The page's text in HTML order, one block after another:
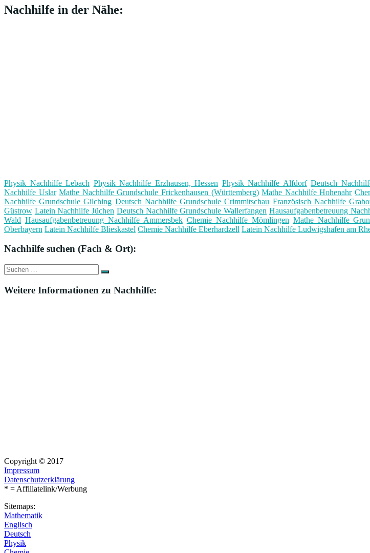
Nachhilfe in der Nähe:
Physik Nachhilfe Lebach Physik Nachhilfe Erzhausen, Hessen Physik Nachhilfe Alfdorf Deutsch
Nachhilfe Uslar Mathe Nachhilfe Grundschule Frickenhausen (Württemberg) Mathe Nachhilfe Hohenahr
Nachhilfe Grundschule Gilching Deutsch Nachhilfe Grundschule Crimmitschau Französisch Nachhilfe
Güstrow Latein Nachhilfe Jüchen Deutsch Nachhilfe Grundschule Wallerfangen Hausaufgabenbetreuung
Wald Hausaufgabenbetreuung Nachhilfe Ammersbek Chemie Nachhilfe Mömlingen Mathe Nachhilfe
Oberbayern Latein Nachhilfe Blieskastel Chemie Nachhilfe Eberhardzell Latein Nachhilfe Ludwigshafen am
Nachhilfe suchen (Fach & Ort):
Suche
nach:
Suchen
Weitere Informationen zu Nachhilfe:
Copyright © 2017
Impressum
Datenschutzerklärung
* = Affiliatelink/Werbung
Sitemaps:
Mathematik
Englisch
Deutsch
Physik